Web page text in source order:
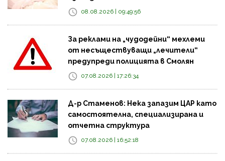
08.08.2026 | 09:49:56
За реклами на „чудодейни“ мехлеми
от несъществуващи „лечители“
предупреди полицията в Смолян
07.08.2026 | 17:26:34
Д-р Стаменов: Нека запазим ЦАР като
самостоятелна, специализирана и
отчетна структура
07.08.2026 | 16:52:18